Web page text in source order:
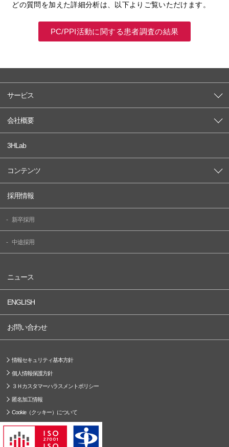
どの質問を加えた詳細分析は、以下よりご覧いただけます。
PC/PPI活動に関する患者調査の結果
サービス
会社概要
3HLab
コンテンツ
採用情報
新卒採用
中途採用
ニュース
ENGLISH
お問い合わせ
情報セキュリティ基本方針
個人情報保護方針
３Ｈカスタマーハラスメントポリシー
匿名加工情報
Cookie（クッキー）について